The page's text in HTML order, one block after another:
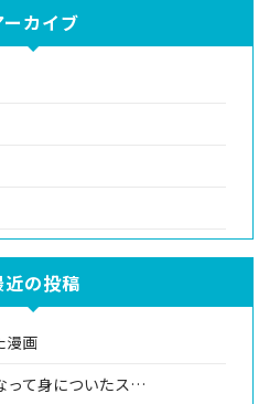
ーカイブ
近の投稿
漫画
て身についたス…